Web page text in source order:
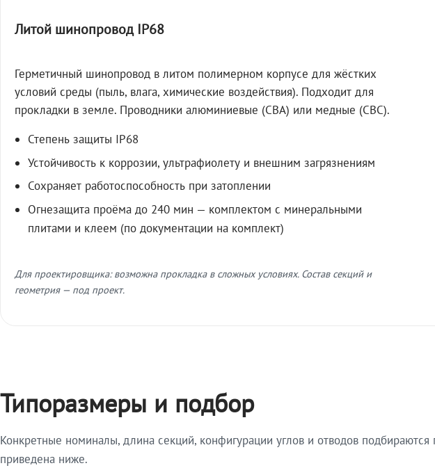
Литой шинопровод IP68
Герметичный шинопровод в литом полимерном корпусе для жёстких
условий среды (пыль, влага, химические воздействия). Подходит для
прокладки в земле. Проводники алюминиевые (СВА) или медные (СВС).
Степень защиты IP68
Устойчивость к коррозии, ультрафиолету и внешним загрязнениям
Сохраняет работоспособность при затоплении
Огнезащита проёма до 240 мин — комплектом с минеральными
плитами и клеем (по документации на комплект)
Для проектировщика: возможна прокладка в сложных условиях. Состав секций и
геометрия — под проект.
Типоразмеры и подбор
Конкретные номиналы, длина секций, конфигурации углов и отводов подбираются
приведена ниже.